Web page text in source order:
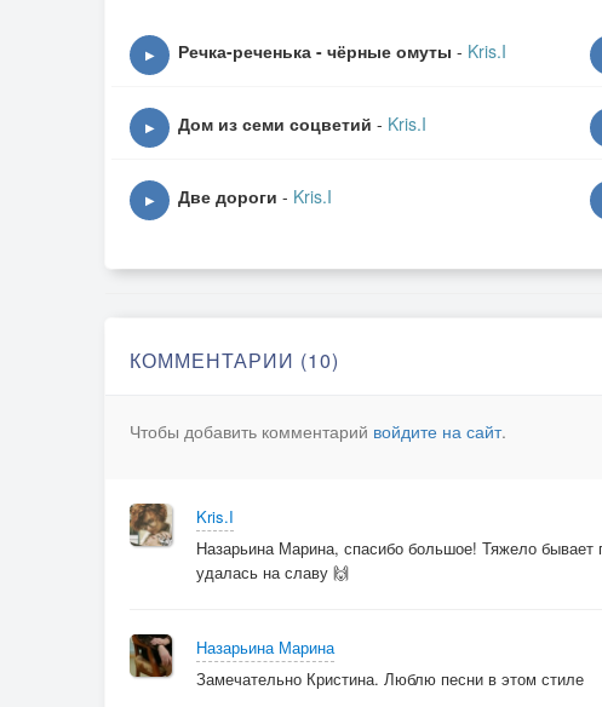
И для этого, на время, надо лишь с ума сойти.
▶ Речка-реченька - чёрные омуты - Kris.I
▶ Дом из семи соцветий - Kris.I
▶ Две дороги - Kris.I
КОММЕНТАРИИ (10)
Чтобы добавить комментарий войдите на сайт.
Kris.I
Назарьина Марина, спасибо большое! Тяжело бывает
удалась на славу 🙌
Назарьина Марина
Замечательно Кристина. Люблю песни в этом стиле